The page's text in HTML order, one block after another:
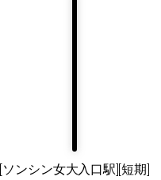
[ソンシン女大入口駅][短期]